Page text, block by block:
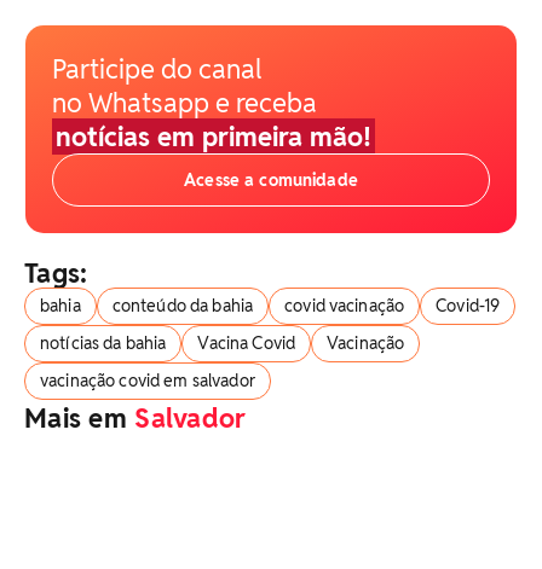
Participe do canal
no Whatsapp e receba
notícias em primeira mão!
Acesse a comunidade
Tags:
bahia conteúdo da bahia covid vacinação
Covid-19
notícias da bahia
Vacina Covid
Vacinação
vacinação covid em salvador
Mais em Salvador